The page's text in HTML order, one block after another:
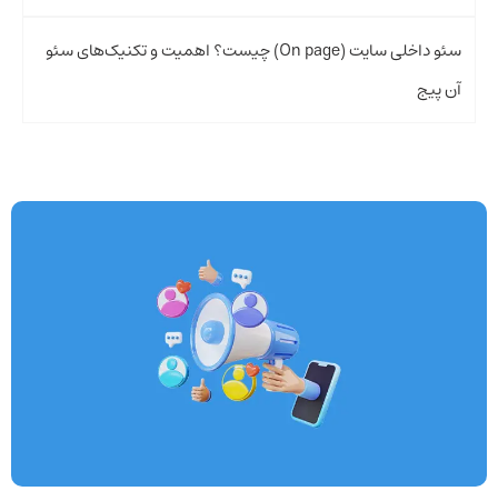
سئو داخلی سایت (On page) چیست؟ اهمیت و تکنیک‌های سئو
آن پیج